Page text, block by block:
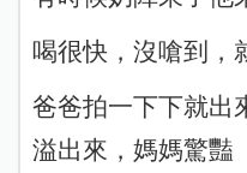
喝很快，沒嗆到，
爸爸拍一下下就出
溢出來，媽媽驚豔